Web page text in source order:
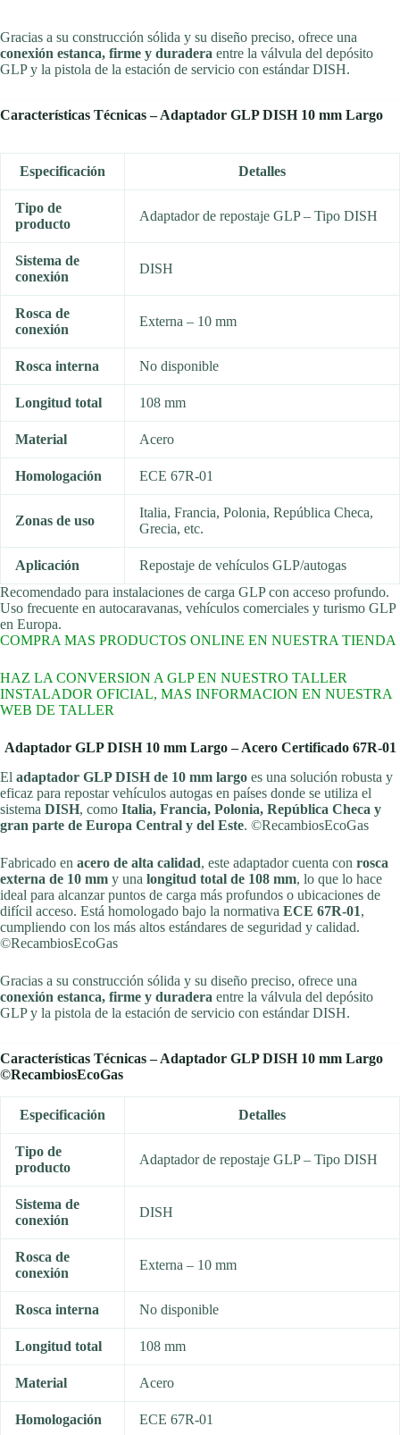
Gracias a su construcción sólida y su diseño preciso, ofrece una
conexión estanca, firme y duradera entre la válvula del depósito
GLP y la pistola de la estación de servicio con estándar DISH.
Características Técnicas – Adaptador GLP DISH 10 mm Largo
Especificación Detalles
Tipo de
producto
Adaptador de repostaje GLP – Tipo DISH
Sistema de
conexión
DISH
Rosca de
conexión
Externa – 10 mm
Rosca interna No disponible
Longitud total 108 mm
Material Acero
Homologación ECE 67R-01
Zonas de uso
Italia, Francia, Polonia, República Checa,
Grecia, etc.
Aplicación
Repostaje de vehículos GLP/autogas
Recomendado para instalaciones de carga GLP con acceso profundo.
Uso frecuente en autocaravanas, vehículos comerciales y turismo GLP
en Europa.
COMPRA MAS PRODUCTOS ONLINE EN NUESTRA TIENDA
HAZ LA CONVERSION A GLP EN NUESTRO TALLER
INSTALADOR OFICIAL, MAS INFORMACION EN NUESTRA
WEB DE TALLER
Adaptador GLP DISH 10 mm Largo – Acero Certificado 67R-01
El adaptador GLP DISH de 10 mm largo es una solución robusta y
eficaz para repostar vehículos autogas en países donde se utiliza el
sistema DISH, como Italia, Francia, Polonia, República Checa y
gran parte de Europa Central y del Este. ©RecambiosEcoGas
Fabricado en acero de alta calidad, este adaptador cuenta con rosca
externa de 10 mm y una longitud total de 108 mm, lo que lo hace
ideal para alcanzar puntos de carga más profundos o ubicaciones de
difícil acceso. Está homologado bajo la normativa ECE 67R-01,
cumpliendo con los más altos estándares de seguridad y calidad.
©RecambiosEcoGas
Gracias a su construcción sólida y su diseño preciso, ofrece una
conexión estanca, firme y duradera entre la válvula del depósito
GLP y la pistola de la estación de servicio con estándar DISH.
Características Técnicas – Adaptador GLP DISH 10 mm Largo
©RecambiosEcoGas
Especificación Detalles
Tipo de
producto
Adaptador de repostaje GLP – Tipo DISH
Sistema de
conexión
DISH
Rosca de
conexión
Externa – 10 mm
Rosca interna No disponible
Longitud total 108 mm
Material Acero
Homologación ECE 67R-01